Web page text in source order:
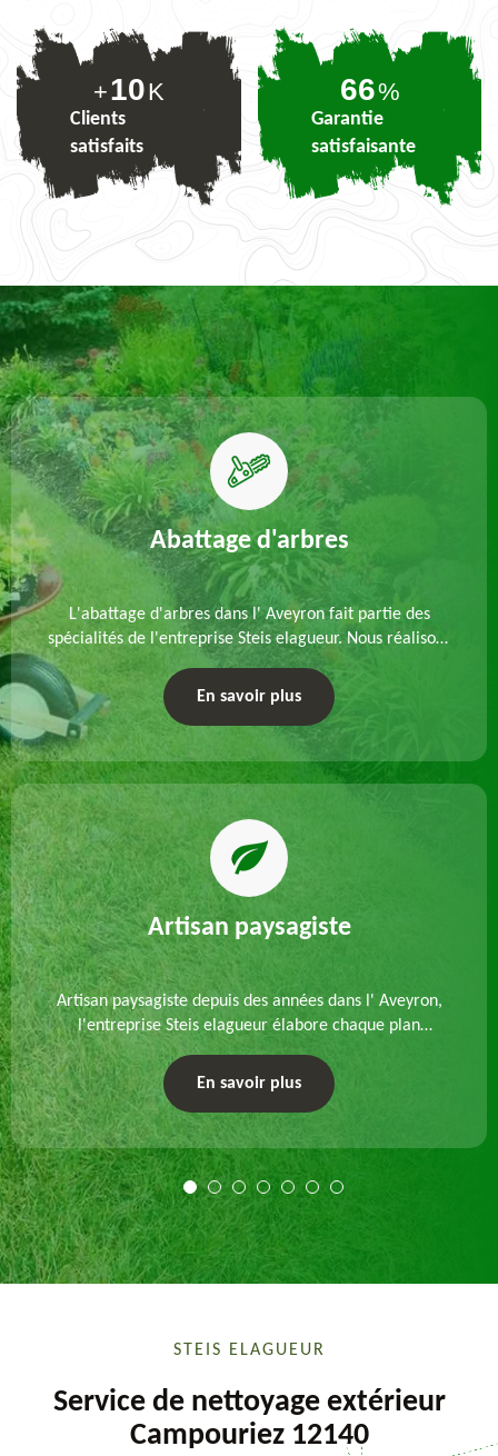
+10K
Clients
satisfaits
80%
Garantie
satisfaisante
Abattage d'arbres
L'abattage d'arbres dans l' Aveyron fait partie des
spécialités de l'entreprise Steis elagueur. Nous réalisons
un abattage direct ou par démontage, tenant compte
des particularités du site et des végétaux.
En savoir plus
Artisan paysagiste
Artisan paysagiste depuis des années dans l' Aveyron,
l'entreprise Steis elagueur élabore chaque plan
d'aménagement paysager et exécute les travaux
afférents. Devis gratuit et sur mesure.
En savoir plus
STEIS ELAGUEUR
Service de nettoyage extérieur
Campouriez 12140